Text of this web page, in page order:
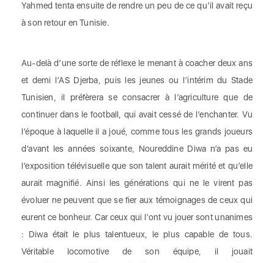
Yahmed tenta ensuite de rendre un peu de ce qu’il avait reçu
à son retour en Tunisie.
Au-delà d’une sorte de réflexe le menant à coacher deux ans
et demi l’AS Djerba, puis les jeunes ou l’intérim du Stade
Tunisien, il préfèrera se consacrer à l’agriculture que de
continuer dans le football, qui avait cessé de l’enchanter. Vu
l’époque à laquelle il a joué, comme tous les grands joueurs
d’avant les années soixante, Noureddine Diwa n’a pas eu
l’exposition télévisuelle que son talent aurait mérité et qu’elle
aurait magnifié. Ainsi les générations qui ne le virent pas
évoluer ne peuvent que se fier aux témoignages de ceux qui
eurent ce bonheur. Car ceux qui l’ont vu jouer sont unanimes
: Diwa était le plus talentueux, le plus capable de tous.
Véritable locomotive de son équipe, il jouait